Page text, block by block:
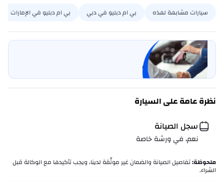
سيارات مشابهة لهذه بي ام دبليو في دبي بي ام دبليو في الإمارات
بيع سيارتي
خليها على كارسويتش
نظرة عامة على السيارة
سجل الصيانة
نعم، في ورشة خاصة
ملحوظة:تفاصيل الصيانة والضمان غير موثّقة لدينا، ويجب تأكيدها مع الوكالة قبل
الشراء.